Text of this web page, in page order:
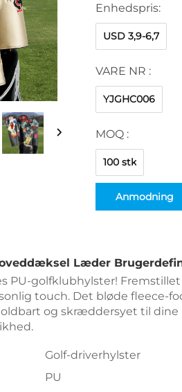
Enhedspris:
USD 3,9-6,7
VARE NR :
YJGHC006
MOQ :
100 stk
Anmodning
Læder
PU-golfklubhylster!
touch. Det bløde fleece-
og skræddersyet til
Golf-driverhylster
PU